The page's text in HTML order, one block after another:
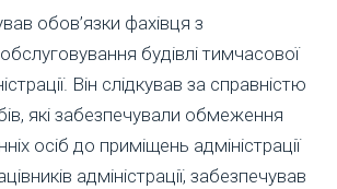
обов’язки фахівця з
будівлі тимчасової
Він слідкував за справністю
які забезпечували обмеження
осіб до приміщень адміністрації
адміністрації, забезпечував